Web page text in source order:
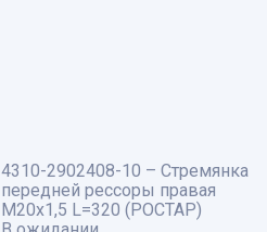
4310-2902408-10 – Стремянка
передней рессоры правая
М20х1,5 L=320 (РОСТАР)